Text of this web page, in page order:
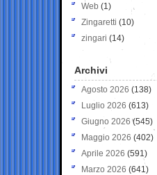
Web (1)
Zingaretti (10)
zingari (14)
Archivi
Agosto 2026 (138)
Luglio 2026 (613)
Giugno 2026 (545)
Maggio 2026 (402)
Aprile 2026 (591)
Marzo 2026 (641)